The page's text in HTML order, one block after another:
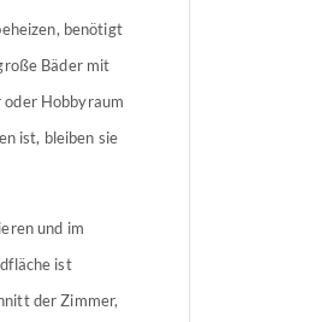
benötigt
Bäder mit
oder Hobbyraum
ist, bleiben sie
und im
ist
der Zimmer,